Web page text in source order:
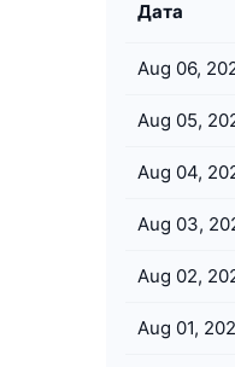
Дата
Aug 06,
Aug 05,
Aug 04,
Aug 03,
Aug 02,
Aug 01,